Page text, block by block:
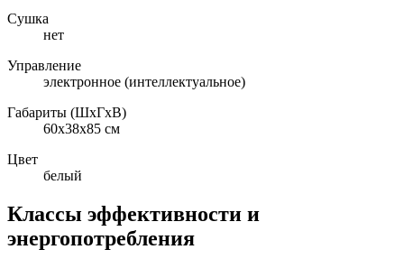
Сушка
нет
Управление
электронное (интеллектуальное)
Габариты (ШxГxВ)
60x38x85 см
Цвет
белый
Классы эффективности и
энергопотребления